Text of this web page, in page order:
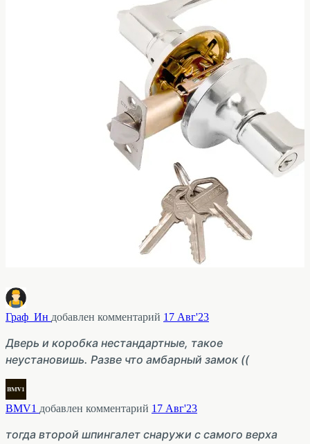
Граф_Ин добавлен комментарий 17 Авг'23
Дверь и коробка нестандартные, такое
неустановишь. Разве что амбарный замок ((
BMV1 добавлен комментарий 17 Авг'23
тогда второй шпингалет снаружи с самого верха